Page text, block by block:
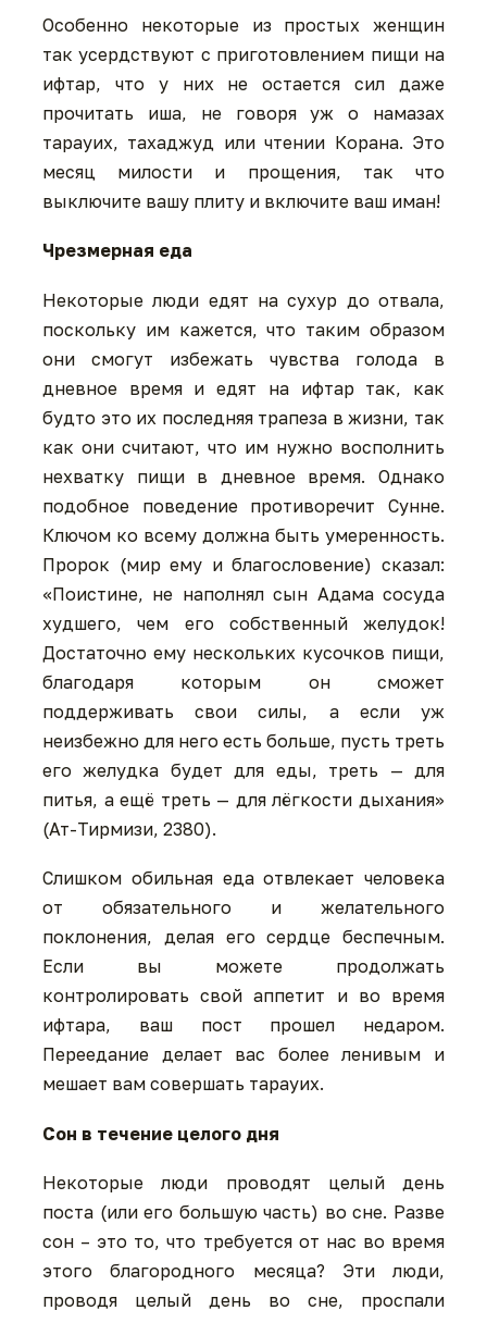
Особенно некоторые из простых женщин
так усердствуют с приготовлением пищи на
ифтар, что у них не остается сил даже
прочитать иша, не говоря уж о намазах
тарауих, тахаджуд или чтении Корана. Это
месяц милости и прощения, так что
выключите вашу плиту и включите ваш иман!
Чрезмерная еда
Некоторые люди едят на сухур до отвала,
поскольку им кажется, что таким образом
они смогут избежать чувства голода в
дневное время и едят на ифтар так, как
будто это их последняя трапеза в жизни, так
как они считают, что им нужно восполнить
нехватку пищи в дневное время. Однако
подобное поведение противоречит Сунне.
Ключом ко всему должна быть умеренность.
Пророк (мир ему и благословение) сказал:
«Поистине, не наполнял сын Адама сосуда
худшего, чем его собственный желудок!
Достаточно ему нескольких кусочков пищи,
благодаря которым он сможет
поддерживать свои силы, а если уж
неизбежно для него есть больше, пусть треть
его желудка будет для еды, треть — для
питья, а ещё треть — для лёгкости дыхания»
(Ат-Тирмизи, 2380).
Слишком обильная еда отвлекает человека
от обязательного и желательного
поклонения, делая его сердце беспечным.
Если вы можете продолжать
контролировать свой аппетит и во время
ифтара, ваш пост прошел недаром.
Переедание делает вас более ленивым и
мешает вам совершать тарауих.
Сон в течение целого дня
Некоторые люди проводят целый день
поста (или его большую часть) во сне. Разве
сон – это то, что требуется от нас во время
этого благородного месяца? Эти люди,
проводя целый день во сне, проспали